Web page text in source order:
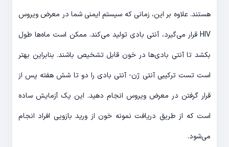
هستند. علاوه بر این، زمانی که سیستم ایمنی شما در معرض ویروس
HIV قرار می‌گیرد، آنتی بادی تولید می‌کند. ممکن است ماه‌ها طول
بکشد تا آنتی بادی‌ها در خون قابل تشخیص باشند. بنابراین بهتر
است تست ترکیبی آنتی ژن- آنتی بادی را دو تا شش هفته پس از
قرار گرفتن در معرض ویروس انجام دهید. این یک آزمایش‌ ساده
است که از طریق دریافت نمونه خون از ورید بازویی افراد انجام
می‌شود.